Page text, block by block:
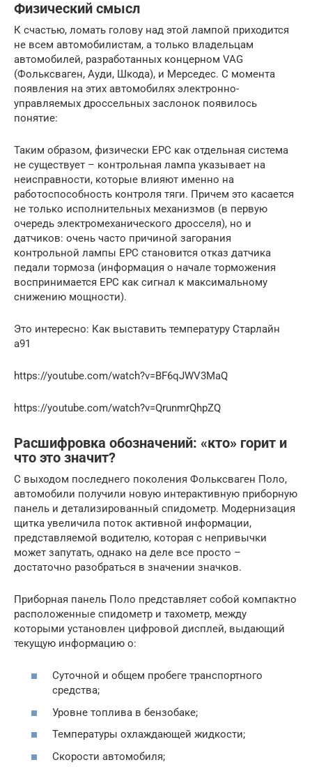
Физический смысл
К счастью, ломать голову над этой лампой приходится
не всем автомобилистам, а только владельцам
автомобилей, разработанных концерном VAG
(Фольксваген, Ауди, Шкода), и Мерседес. С момента
появления на этих автомобилях электронно-
управляемых дроссельных заслонок появилось
понятие:
Таким образом, физически EPC как отдельная система
не существует – контрольная лампа указывает на
неисправности, которые влияют именно на
работоспособность контроля тяги. Причем это касается
не только исполнительных механизмов (в первую
очередь электромеханического дросселя), но и
датчиков: очень часто причиной загорания
контрольной лампы EPC становится отказ датчика
педали тормоза (информация о начале торможения
воспринимается EPC как сигнал к максимальному
снижению мощности).
Это интересно: Как выставить температуру Старлайн
а91
https://youtube.com/watch?v=BF6qJWV3MaQ
https://youtube.com/watch?v=QrunmrQhpZQ
Расшифровка обозначений: «кто» горит и
что это значит?
С выходом последнего поколения Фольксваген Поло,
автомобили получили новую интерактивную приборную
панель и детализированный спидометр. Модернизация
щитка увеличила поток активной информации,
представляемой водителю, которая с непривычки
может запутать, однако на деле все просто –
достаточно разобраться в значении значков.
Приборная панель Поло представляет собой компактно
расположенные спидометр и тахометр, между
которыми установлен цифровой дисплей, выдающий
текущую информацию о:
Суточной и общем пробеге транспортного
средства;
Уровне топлива в бензобаке;
Температуры охлаждающей жидкости;
Скорости автомобиля;